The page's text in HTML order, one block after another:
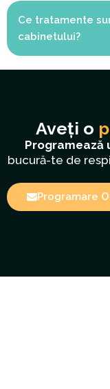
Ce tratamente
cabinetului?
Aveți o
Programează
bucură-te de
Programare